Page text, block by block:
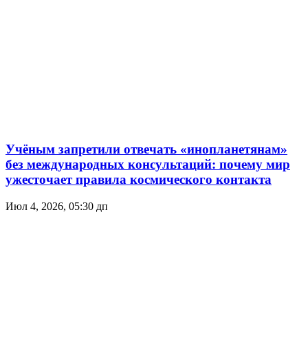
Учёным запретили отвечать «инопланетянам»
без международных консультаций: почему мир
ужесточает правила космического контакта
Июл 4, 2026, 05:30 дп